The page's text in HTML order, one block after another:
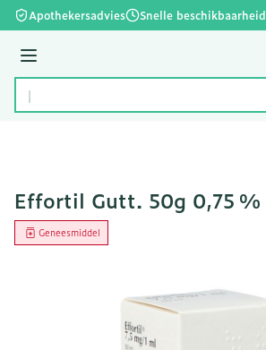
Ga naar de inhoud
Apothekersadvies Snelle beschikbaarheid
Menu
Product, merk, categorie...
Effortil Gutt. 50g 0,75 %
Geneesmiddel